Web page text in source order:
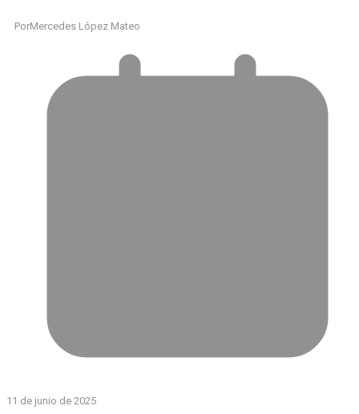
PorMercedes López Mateo
11 de junio de 2025